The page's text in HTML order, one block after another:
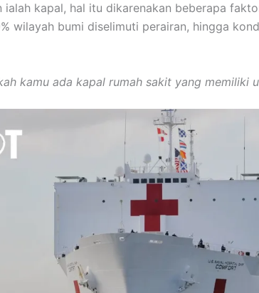
ialah kapal, hal itu dikarenakan beberapa
wilayah bumi diselimuti perairan, hingga
kamu ada kapal rumah sakit yang memiliki